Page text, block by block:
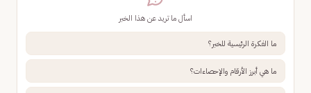
اسأل ما تريد عن هذا الخبر
ما الفكرة الرئيسية للخبر؟
ما هي أبرز الأرقام والإحصاءات؟